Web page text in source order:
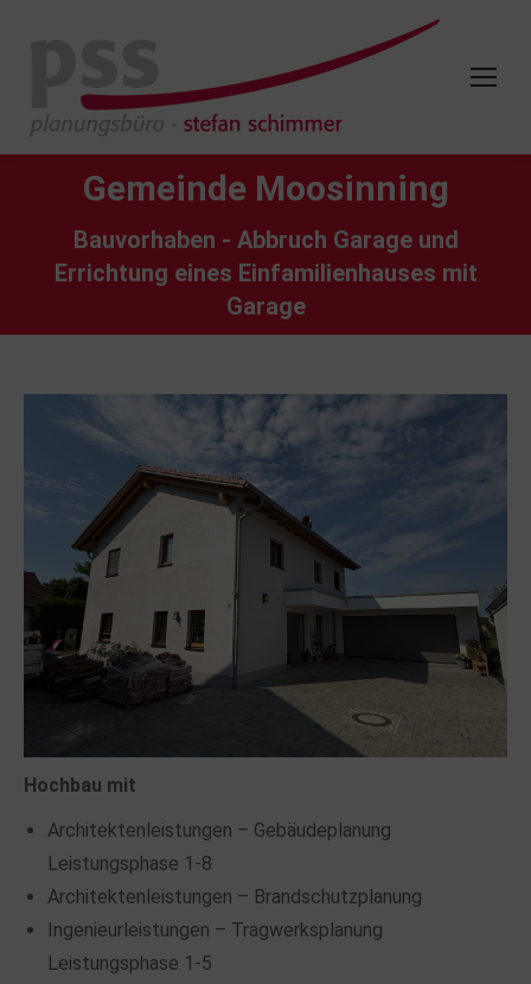
Gemeinde Moosinning
Bauvorhaben - Abbruch Garage und
Errichtung eines Einfamilienhauses mit
Garage
Hochbau mit
Architektenleistungen – Gebäudeplanung
Leistungsphase 1-8
Architektenleistungen – Brandschutzplanung
Ingenieurleistungen – Tragwerksplanung
Leistungsphase 1-5